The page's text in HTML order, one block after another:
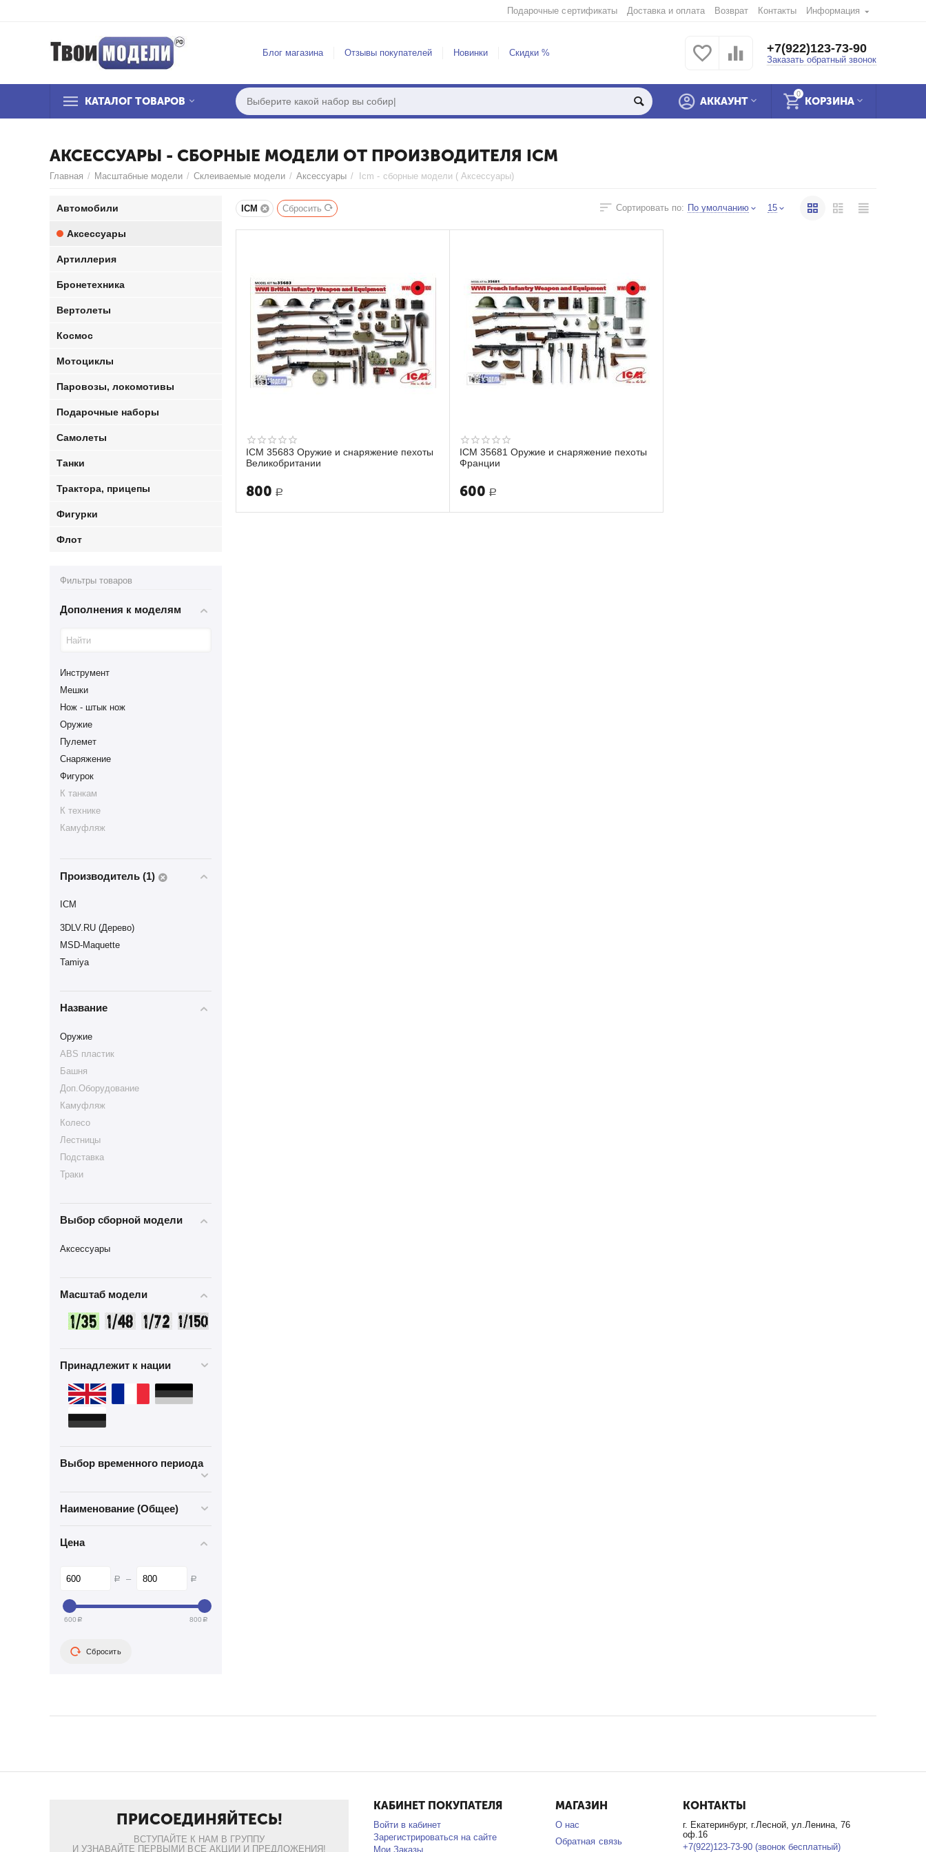
Подарочные сертификаты Доставка и оплата Возврат Контакты Информация
Блог магазина Отзывы покупателей Новинки Скидки % +7(922)123-73-90
Заказать обратный звонок
КАТАЛОГ ТОВАРОВ
0
КОРЗИНА
АККАУНТ
АКСЕССУАРЫ - СБОРНЫЕ МОДЕЛИ ОТ ПРОИЗВОДИТЕЛЯ ICM
Главная / Масштабные модели / Склеиваемые модели / Аксессуары / Icm - сборные модели ( Аксессуары)
ICM Сбросить Сортировать по: По умолчанию 15
ICM 35683 Оружие и снаряжение пехоты
Великобритании
800 Р
ICM 35681 Оружие и снаряжение пехоты
Франции
600 Р
Автомобили
Аксессуары
Артиллерия
Бронетехника
Вертолеты
Космос
Мотоциклы
Паровозы, локомотивы
Подарочные наборы
Самолеты
Танки
Трактора, прицепы
Фигурки
Флот
Фильтры товаров
Дополнения к моделям
Инструмент
Мешки
Нож - штык нож
Оружие
Пулемет
Снаряжение
Фигурок
К танкам
К технике
Камуфляж
Траки
Производитель (1)
ICM
3DLV.RU (Дерево)
MSD-Maquette
Tamiya
Название
Оружие
ABS пластик
Башня
Доп.Оборудование
Камуфляж
Колесо
Лестницы
Подставка
Траки
Выбор сборной модели
Аксессуары
Масштаб модели
Принадлежит к нации
Выбор временного периода
Наименование (Общее)
Цена
Р – Р
600 Р 800 Р
Сбросить
ПРИСОЕДИНЯЙТЕСЬ!
ВСТУПАЙТЕ К НАМ В ГРУППУ
И УЗНАВАЙТЕ ПЕРВЫМИ ВСЕ АКЦИИ И ПРЕДЛОЖЕНИЯ!
КАБИНЕТ ПОКУПАТЕЛЯ
Войти в кабинет
Зарегистрироваться на сайте
Мои Заказы
МАГАЗИН
О нас
Обратная связь
КОНТАКТЫ
г. Екатеринбург, г.Лесной, ул.Ленина, 76
оф.16
+7(922)123-73-90 (звонок бесплатный)